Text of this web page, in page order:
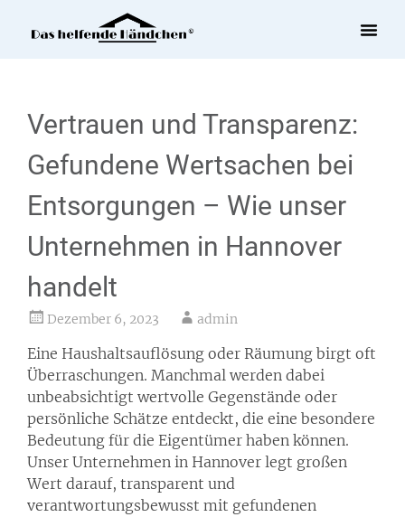
Autor:
Vertrauen und Transparenz:
Gefundene Wertsachen bei
Entsorgungen – Wie unser
Unternehmen in Hannover
handelt
Dezember 6, 2023 admin
Eine Haushaltsauflösung oder Räumung birgt oft
Überraschungen. Manchmal werden dabei
unbeabsichtigt wertvolle Gegenstände oder
persönliche Schätze entdeckt, die eine besondere
Bedeutung für die Eigentümer haben können.
Unser Unternehmen in Hannover legt großen
Wert darauf, transparent und
verantwortungsbewusst mit gefundenen